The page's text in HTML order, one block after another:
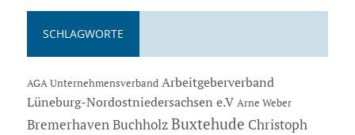
SCHLAGWORTE
AGA Unternehmensverband Arbeitgeberverband
Lüneburg-Nordostniedersachsen e.V Arne Weber
Bremerhaven Buchholz Buxtehude Christoph